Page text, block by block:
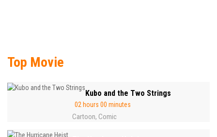
Top Movie
Kubo and the Two Strings
02 hours 00 minutes
Cartoon, Comic